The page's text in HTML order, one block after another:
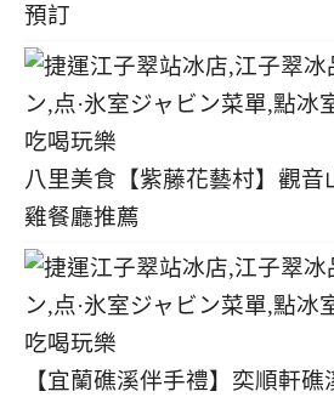
預訂
八里美食【紫藤花藝村】觀音
雞餐廳推薦
【宜蘭礁溪伴手禮】奕順軒